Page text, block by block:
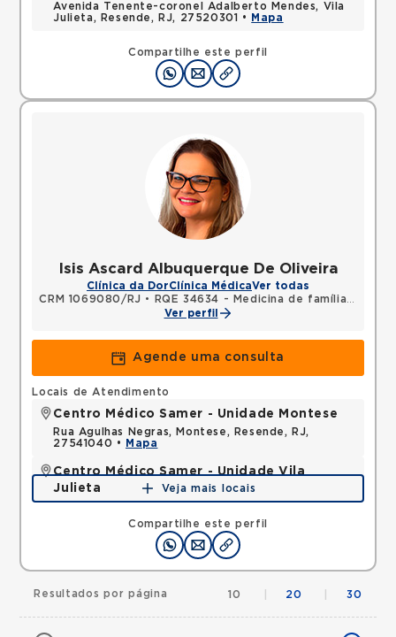
Compartilhe este perfil
Avenida Tenente-coronel Adalberto Mendes, Vila
Julieta, Resende, RJ, 27520301 •
Mapa
Isis Ascard Albuquerque De Oliveira
Clínica da DorClínica MédicaVer todas
CRM 1069080/RJ •
RQE 34634 - Medicina de família e comunidade
Ver perfil
Agende uma consulta
Compartilhe este perfil
Locais de Atendimento
Centro Médico Samer - Unidade Montese
Rua Agulhas Negras, Montese, Resende, RJ,
27541040 •
Mapa
Centro Médico Samer - Unidade Vila
Julieta
Avenida Tenente-coronel Adalberto Mendes, Vila
Julieta, Resende, RJ, 27520301 •
Mapa
Veja mais locais
Resultados por página 10 20 30